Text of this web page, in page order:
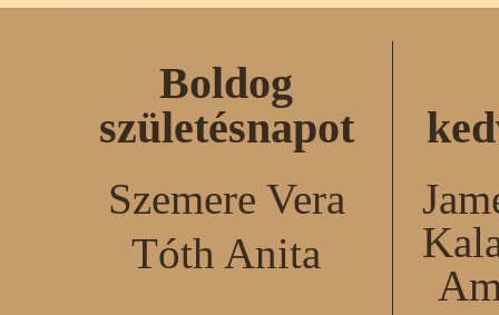
Boldog
születésnapot
Szemere Vera
Tóth Anita